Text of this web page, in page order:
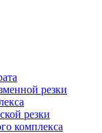
резки
резки
комплекса